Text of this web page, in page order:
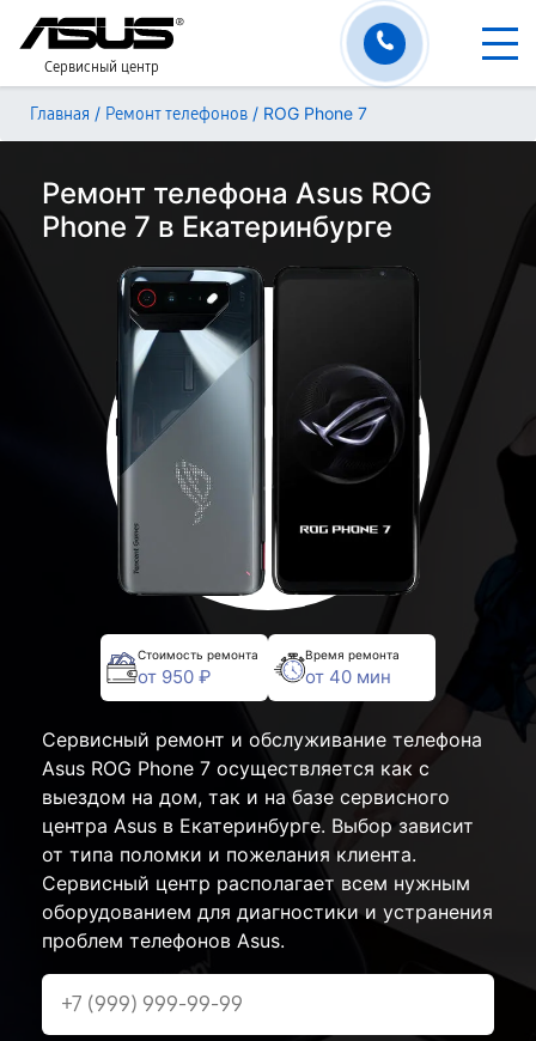
Сервисный центр
Главная / Ремонт телефонов / ROG Phone 7
Ремонт телефона Asus ROG
Phone 7 в Екатеринбурге
Стоимость ремонта
от 950 ₽
Время ремонта
от 40 мин
Сервисный ремонт и обслуживание телефона
Asus ROG Phone 7 осуществляется как с
выездом на дом, так и на базе сервисного
центра Asus в Екатеринбурге. Выбор зависит
от типа поломки и пожелания клиента.
Сервисный центр располагает всем нужным
оборудованием для диагностики и устранения
проблем телефонов Asus.